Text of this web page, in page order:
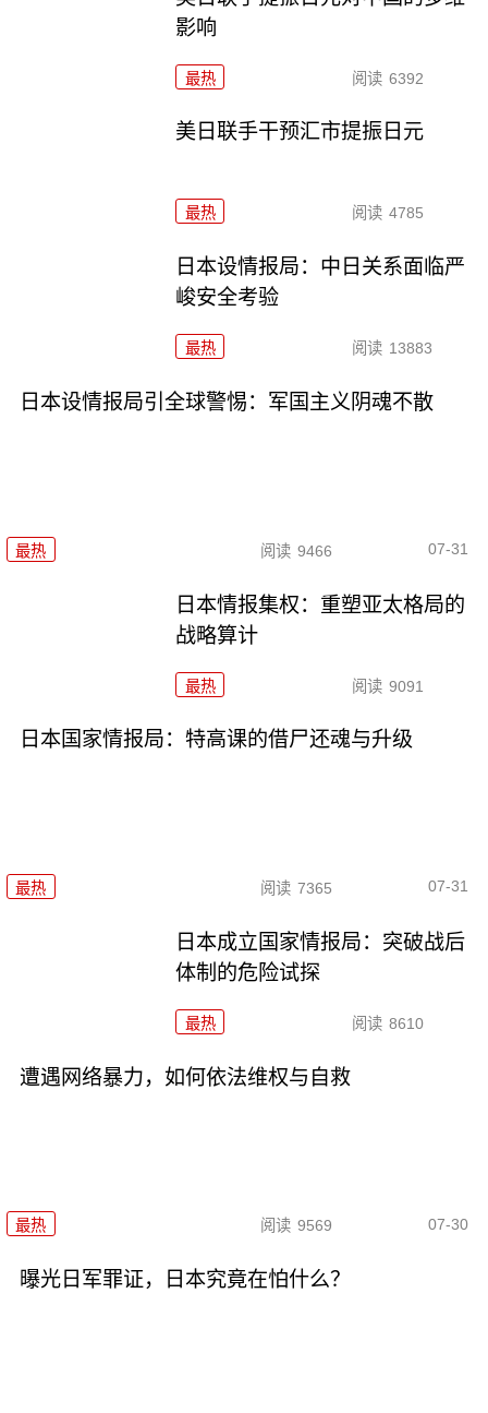
影响
最热 阅读 6392
美日联手干预汇市提振日元
最热 阅读 4785
日本设情报局：中日关系面临严
峻安全考验
最热 阅读 13883
日本设情报局引全球警惕：军国主义阴魂不散
最热 阅读 9466 07-31
日本情报集权：重塑亚太格局的
战略算计
最热 阅读 9091
日本国家情报局：特高课的借尸还魂与升级
最热 阅读 7365 07-31
日本成立国家情报局：突破战后
体制的危险试探
最热 阅读 8610
遭遇网络暴力，如何依法维权与自救
最热 阅读 9569 07-30
曝光日军罪证，日本究竟在怕什么？